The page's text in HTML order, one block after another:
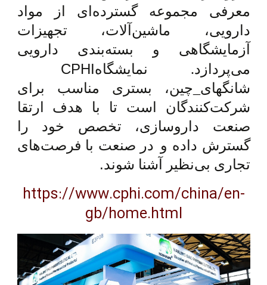
معرفی مجموعه گسترده‌ای از مواد
دارویی، ماشین‌آلات، تجهیزات
آزمایشگاهی و بسته‌بندی دارویی
می‌پردازد. نمایشگاهCPHI
شانگهای_چین، بستری مناسب برای
شرکت‌کنندگان است تا با هدف ارتقا
صنعت داروسازی، تخصص خود را
گسترش داده و در صنعت با فرصت‌های
تجاری بی‌نظیر آشنا شوند.
https://www.cphi.com/china/en-
gb/home.html